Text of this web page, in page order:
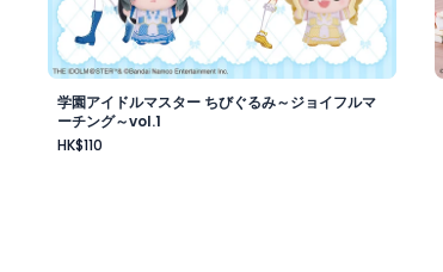
学園アイドルマスター ちびぐるみ～ジョイフルマ
ーチング～vol.1
HK$110